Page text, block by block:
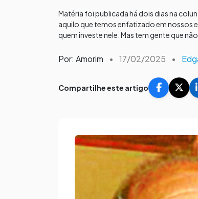
Matéria foi publicada há dois dias na
aquilo que temos enfatizado em nossos
quem investe nele. Mas tem gente que
Por: Amorim • 17/02/2025 •
Compartilhe este artigo